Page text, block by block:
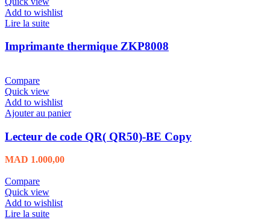
Add to wishlist
Lire la suite
Imprimante thermique ZKP8008
Compare
Quick view
Add to wishlist
Ajouter au panier
Lecteur de code QR( QR50)-BE Copy
MAD 1.000,00
Compare
Quick view
Add to wishlist
Lire la suite